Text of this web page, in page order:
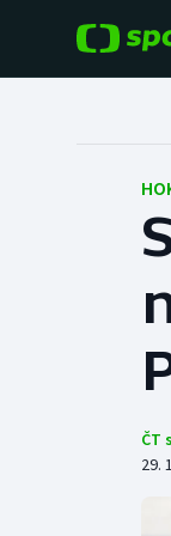
Hokej
ČT
29.